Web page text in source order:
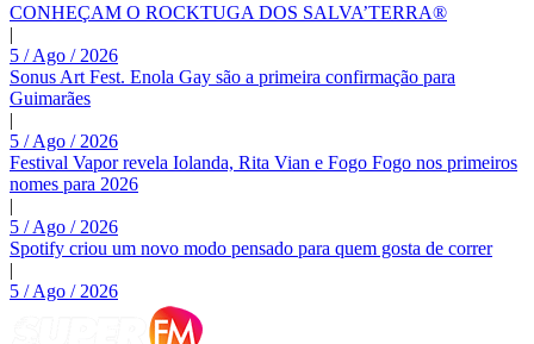
CONHEÇAM O ROCKTUGA DOS SALVA’TERRA®
|
5 / Ago / 2026
Sonus Art Fest. Enola Gay são a primeira confirmação para
Guimarães
|
5 / Ago / 2026
Festival Vapor revela Iolanda, Rita Vian e Fogo Fogo nos primeiros
nomes para 2026
|
5 / Ago / 2026
Spotify criou um novo modo pensado para quem gosta de correr
|
5 / Ago / 2026